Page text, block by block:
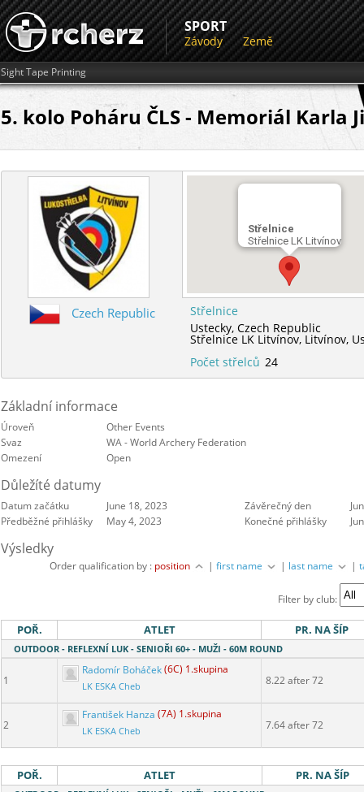
SPORT
Závody Země
Sight Tape Printing
5. kolo Poháru ČLS - Memoriál Karla
Střelnice
Střelnice LK Litvínov
Czech Republic
Střelnice
Ustecky,Czech Republic
Střelnice LK Litvínov, Litvínov,
Počet střelců 24
Základní informace
Úroveň
Other Events
Svaz
WA - World Archery Federation
Omezení
Open
Důležíté datumy
Datum začátku June 18, 2023 Závěrečný den
Předběžné přihlášky
May 4, 2023 Konečné přihlášky
Výsledky
Order qualification by : position |first name | last name |
Filter by club:
POŘ. ATLET PR. NA ŠÍP
OUTDOOR - REFLEXNÍ LUK - SENIOŘI 60+ - MUŽI - 60M ROUND
1
Radomír Boháček(6C) 1.skupina
LK ESKA Cheb 8.22 after 72
2
František Hanza (7A) 1.skupina
LK ESKA Cheb 7.64 after 72
POŘ. ATLET PR. NA ŠÍP